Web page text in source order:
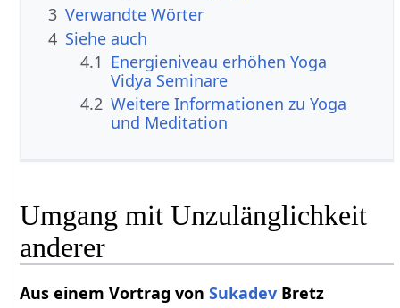
3 Verwandte Wörter
4 Siehe auch
4.1 Energieniveau erhöhen Yoga
Vidya Seminare
4.2 Weitere Informationen zu Yoga
und Meditation
Umgang mit Unzulänglichkeit
anderer
Aus einem Vortrag vonSukadev Bretz